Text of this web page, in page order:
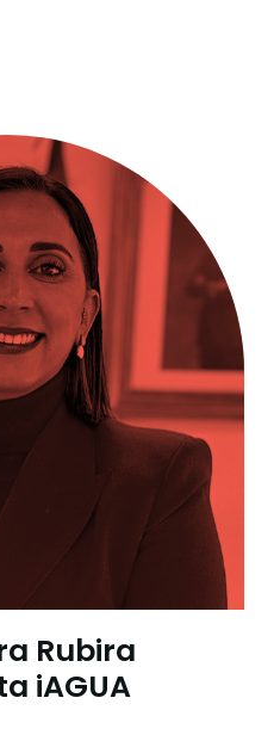
Rubira
iAGUA